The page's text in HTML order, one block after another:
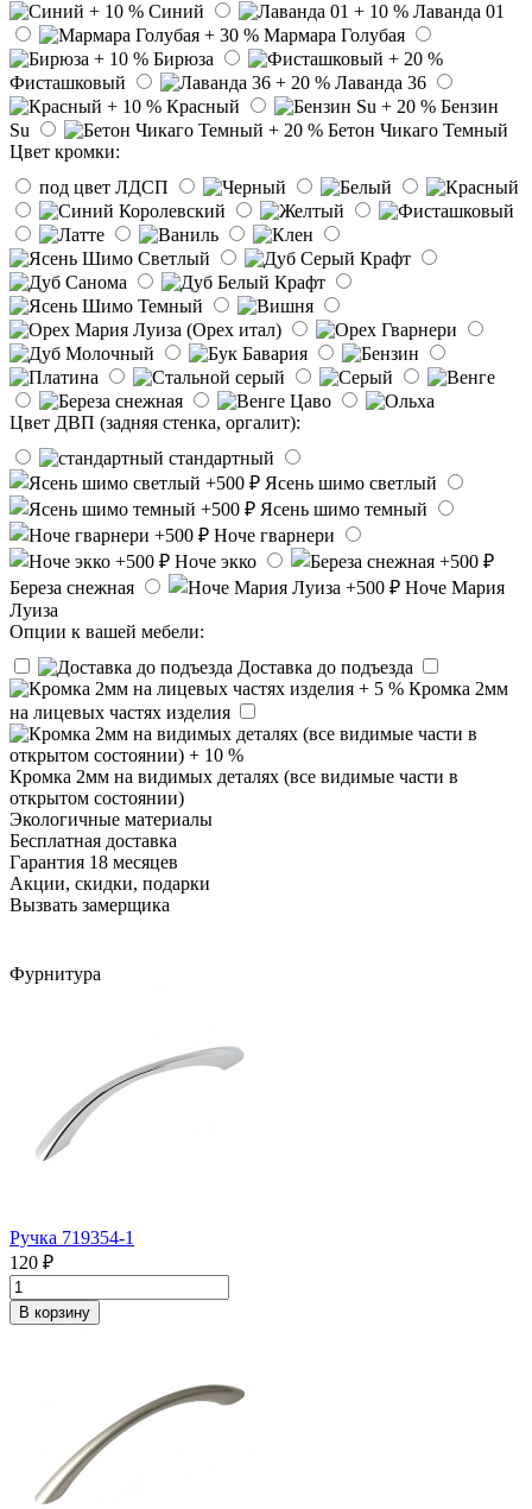
Синий
Лаванда 01
Мармара Голубая
Бирюза
Фисташковый
Лаванда 36
Красный
Бензин
Su
Бетон Чикаго Темный
Цвет кромки:
под цвет ЛДСП
Цвет ДВП (задняя стенка, оргалит):
стандартный
Ясень шимо светлый
Ясень шимо темный
Ноче гварнери
Ноче экко
Береза снежная
Ноче Мария
Луиза
Опции к вашей мебели:
Доставка до подъезда
Кромка 2мм
на лицевых частях изделия
Кромка 2мм на видимых деталях (все видимые части в
открытом состоянии)
Экологичные материалы
Бесплатная доставка
Гарантия 18 месяцев
Акции, скидки, подарки
Вызвать замерщика
Фурнитура
Ручка 719354-1
120 ₽
В корзину